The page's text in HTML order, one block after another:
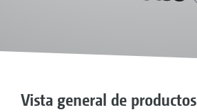
Vista general de productos